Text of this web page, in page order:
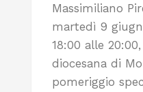
Massimiliano
martedì 9
18:00 alle 20:00,
diocesana di
pomeriggio